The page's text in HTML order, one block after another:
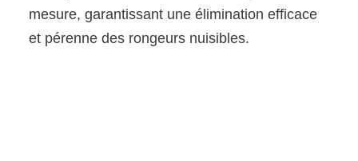
mesure, garantissant une élimination efficace
et pérenne des rongeurs nuisibles.